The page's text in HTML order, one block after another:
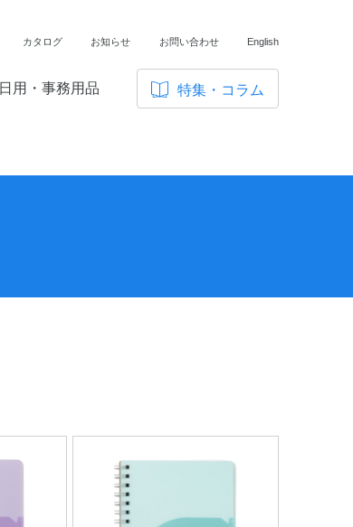
日用・事務用品 特集・コラム
カタログ お知らせ お問い合わせ English